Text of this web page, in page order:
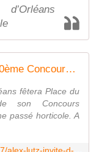
ALEX LUTZ, invité d'honneur du 60ème Concours International de Roses d'Orléans le 13 septembre 2018 - VIVRE AUTREMENT VOS LOISIRS avec Clodelle
fêtera Place du
son Concours
passé horticole. A